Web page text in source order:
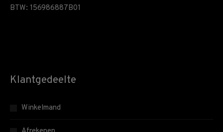
BTW: 156986887B01
Klantgedeelte
Winkelmand